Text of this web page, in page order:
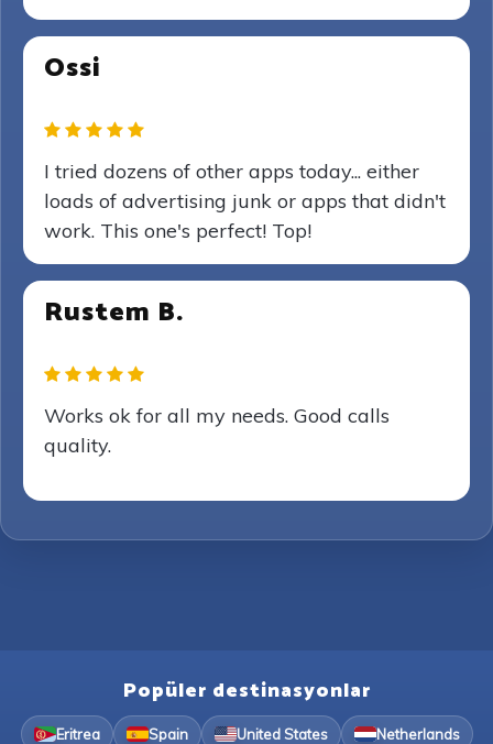
Ossi
I tried dozens of other apps today... either
loads of advertising junk or apps that didn't
work. This one's perfect! Top!
Rustem B.
Works ok for all my needs. Good calls
quality.
Popüler destinasyonlar
Eritrea Spain United States Netherlands